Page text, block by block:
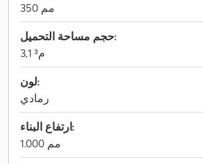
350 مم
حجم مساحة التحميل:
3,1 م³
لون:
رمادي
ارتفاع البناء:
1.000 مم